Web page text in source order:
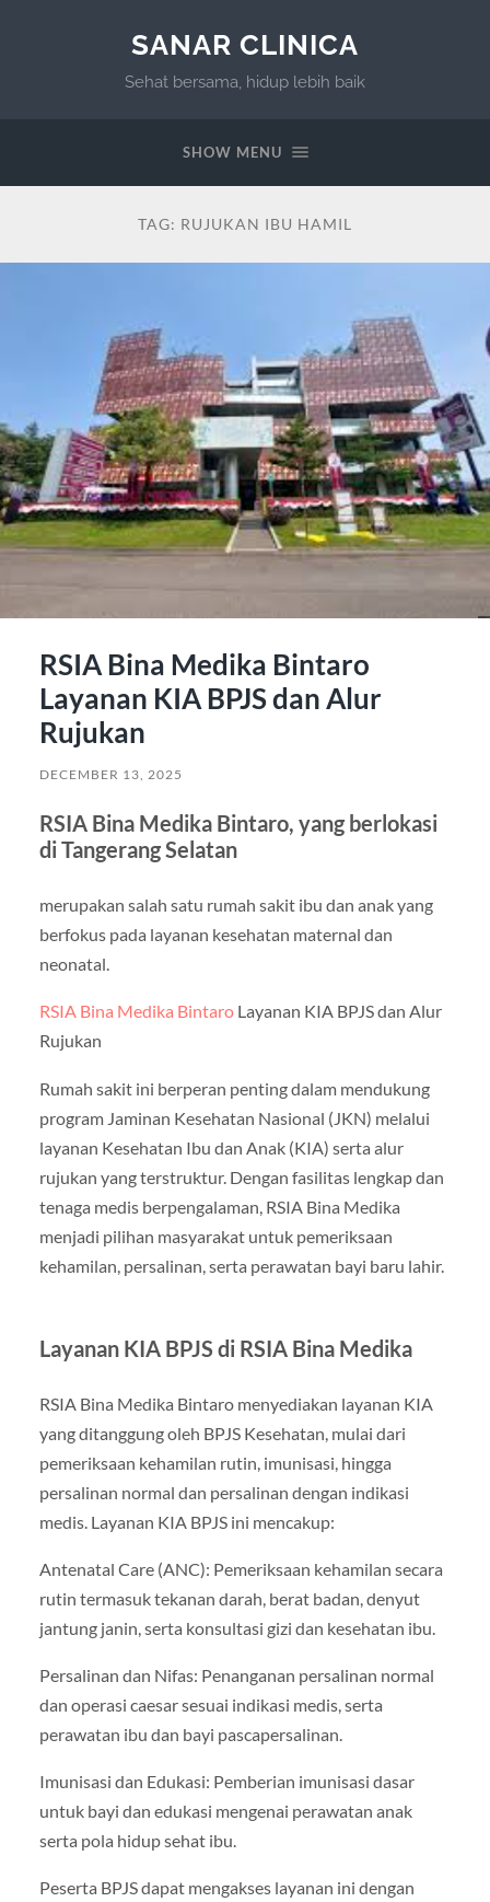
SANAR CLINICA
Sehat bersama, hidup lebih baik
SHOW MENU
TAG: RUJUKAN IBU HAMIL
RSIA Bina Medika Bintaro
Layanan KIA BPJS dan Alur
Rujukan
DECEMBER 13, 2025
RSIA Bina Medika Bintaro, yang berlokasi
di Tangerang Selatan
merupakan salah satu rumah sakit ibu dan anak yang
berfokus pada layanan kesehatan maternal dan
neonatal.
RSIA Bina Medika BintaroLayanan KIA BPJS dan Alur
Rujukan
Rumah sakit ini berperan penting dalam mendukung
program Jaminan Kesehatan Nasional (JKN) melalui
layanan Kesehatan Ibu dan Anak (KIA) serta alur
rujukan yang terstruktur. Dengan fasilitas lengkap dan
tenaga medis berpengalaman, RSIA Bina Medika
menjadi pilihan masyarakat untuk pemeriksaan
kehamilan, persalinan, serta perawatan bayi baru lahir.
Layanan KIA BPJS di RSIA Bina Medika
RSIA Bina Medika Bintaro menyediakan layanan KIA
yang ditanggung oleh BPJS Kesehatan, mulai dari
pemeriksaan kehamilan rutin, imunisasi, hingga
persalinan normal dan persalinan dengan indikasi
medis. Layanan KIA BPJS ini mencakup:
Antenatal Care (ANC): Pemeriksaan kehamilan secara
rutin termasuk tekanan darah, berat badan, denyut
jantung janin, serta konsultasi gizi dan kesehatan ibu.
Persalinan dan Nifas: Penanganan persalinan normal
dan operasi caesar sesuai indikasi medis, serta
perawatan ibu dan bayi pascapersalinan.
Imunisasi dan Edukasi: Pemberian imunisasi dasar
untuk bayi dan edukasi mengenai perawatan anak
serta pola hidup sehat ibu.
Peserta BPJS dapat mengakses layanan ini dengan